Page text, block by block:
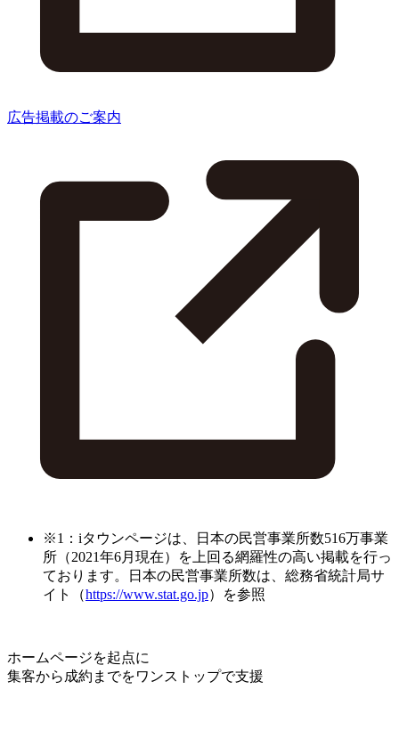
広告掲載のご案内
※1：iタウンページは、日本の民営事業所数516万事業
所（2021年6月現在）を上回る網羅性の高い掲載を行っ
ております。日本の民営事業所数は、総務省統計局サ
イト（https://www.stat.go.jp）を参照
ホームページを起点に
集客から成約までをワンストップで支援